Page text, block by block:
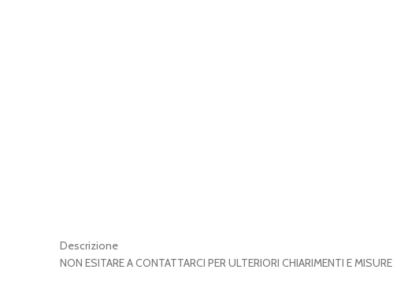
Descrizione
NON ESITARE A CONTATTARCI PER ULTERIORI CHIARIMENTI E MISURE